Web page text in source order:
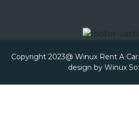
Copyright 2023@ Winux Rent A
design by Winux